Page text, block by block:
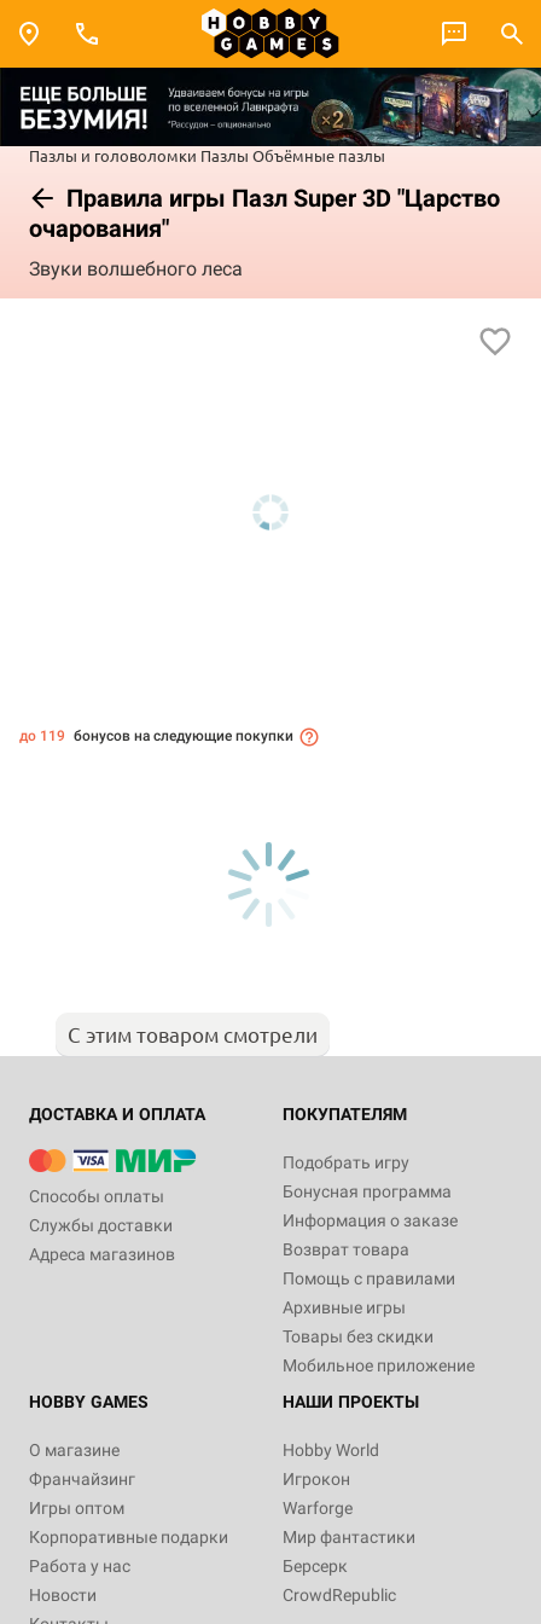
Пазлы и головоломки Пазлы Объёмные пазлы
Правила игры Пазл Super 3D "Царство
очарования"
Звуки волшебного леса
до 119 бонусов на следующие покупки
С этим товаром смотрели
ДОСТАВКА И ОПЛАТА
Способы оплаты
Службы доставки
Адреса магазинов
ПОКУПАТЕЛЯМ
Подобрать игру
Бонусная программа
Информация о заказе
Возврат товара
Помощь с правилами
Архивные игры
Товары без скидки
Мобильное приложение
HOBBY GAMES
О магазине
Франчайзинг
Игры оптом
Корпоративные подарки
Работа у нас
Новости
НАШИ ПРОЕКТЫ
Hobby World
Игрокон
Warforge
Мир фантастики
Берсерк
CrowdRepublic